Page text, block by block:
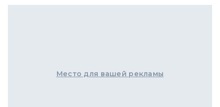
Место для вашей рекламы